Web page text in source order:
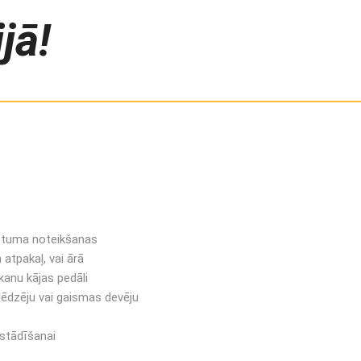
noteikšanas
vai ārā
kājas pedāli
vai gaismas devēju